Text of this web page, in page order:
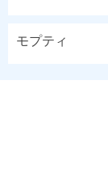
モプティ